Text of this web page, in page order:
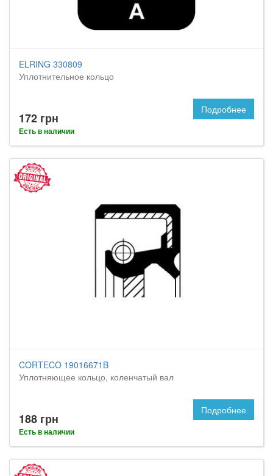
ELRING 330809
Уплотнительное кольцо
172 грн
Есть в наличии
Подробнее
CORTECO 19016671B
Уплотняющее кольцо, коленчатый вал
188 грн
Есть в наличии
Подробнее